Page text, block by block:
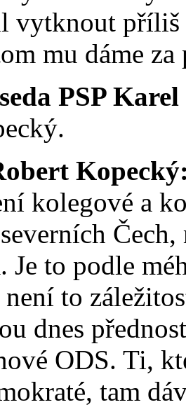
vytknout
mu dáme
PSP
kolegové a
Je to podle
není to
dnes
ODS. Ti,
tam